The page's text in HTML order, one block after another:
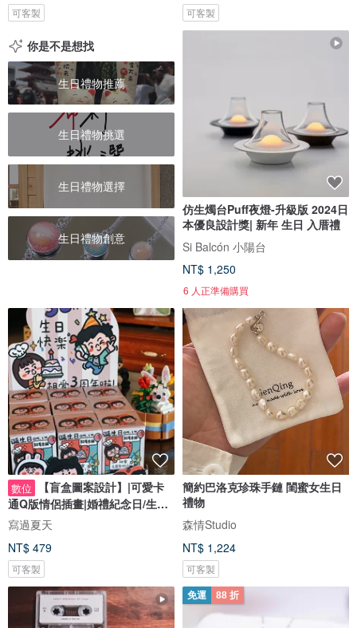
可客製 可客製
你是不是想找
生日禮物推薦
生日禮物挑選
生日禮物選擇
生日禮物創意
仿生燭台Puff夜燈-升級版 2024日
本優良設計獎| 新年 生日 入厝禮
Si Balcón 小陽台
NT$ 1,250
6 人正準備購買
數位
【盲盒圖案設計】|可愛卡
通Q版情侶插畫|婚禮紀念日/生日
禮物客製
寫過夏天
NT$ 479
可客製
簡約巴洛克珍珠手鏈 閨蜜女生日
禮物
森情Studio
NT$ 1,224
可客製
免運 88 折